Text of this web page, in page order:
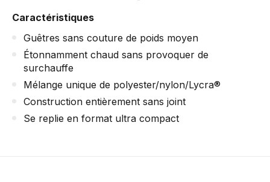
Caractéristiques
Guêtres sans couture de poids moyen
Étonnamment chaud sans provoquer de
surchauffe
Mélange unique de polyester/nylon/Lycra®
Construction entièrement sans joint
Se replie en format ultra compact